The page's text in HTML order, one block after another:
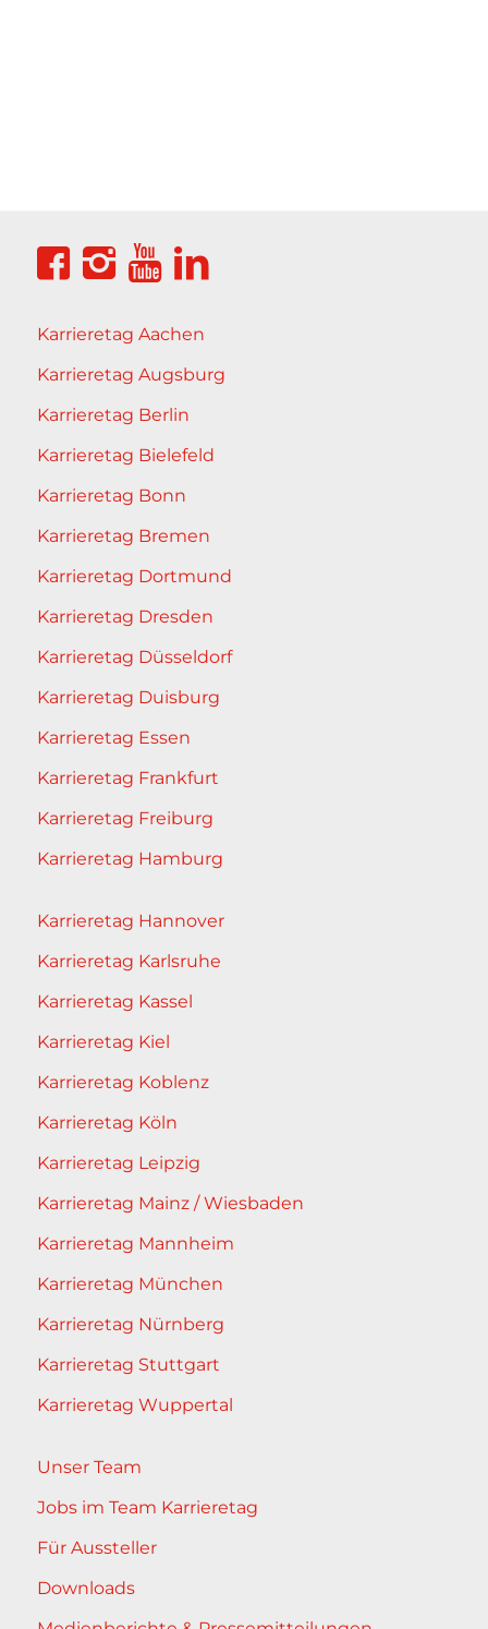
Karrieretag Aachen
Karrieretag Augsburg
Karrieretag Berlin
Karrieretag Bielefeld
Karrieretag Bonn
Karrieretag Bremen
Karrieretag Dortmund
Karrieretag Dresden
Karrieretag Düsseldorf
Karrieretag Duisburg
Karrieretag Essen
Karrieretag Frankfurt
Karrieretag Freiburg
Karrieretag Hamburg
Karrieretag Hannover
Karrieretag Karlsruhe
Karrieretag Kassel
Karrieretag Kiel
Karrieretag Koblenz
Karrieretag Köln
Karrieretag Leipzig
Karrieretag Mainz / Wiesbaden
Karrieretag Mannheim
Karrieretag München
Karrieretag Nürnberg
Karrieretag Stuttgart
Karrieretag Wuppertal
Unser Team
Jobs im Team Karrieretag
Für Aussteller
Downloads